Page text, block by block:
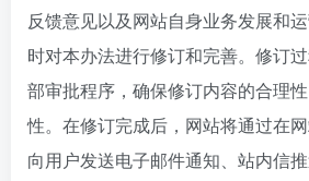
反馈意见以及网站自身业务发展和
时对本办法进行修订和完善。修订
部审批程序，确保修订内容的合理
性。在修订完成后，网站将通过在网
向用户发送电子邮件通知、站内信